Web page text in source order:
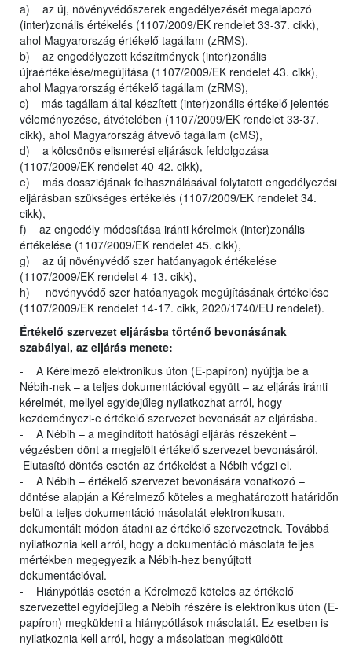
a) az új, növényvédőszerek engedélyezését megalapozó
(inter)zonális értékelés (1107/2009/EK rendelet 33-37. cikk),
ahol Magyarország értékelő tagállam (zRMS),
b) az engedélyezett készítmények (inter)zonális
újraértékelése/megújítása (1107/2009/EK rendelet 43. cikk),
ahol Magyarország értékelő tagállam (zRMS),
c) más tagállam által készített (inter)zonális értékelő jelentés
véleményezése, átvételében (1107/2009/EK rendelet 33-37.
cikk), ahol Magyarország átvevő tagállam (cMS),
d) a kölcsönös elismerési eljárások feldolgozása
(1107/2009/EK rendelet 40-42. cikk),
e) más dossziéjának felhasználásával folytatott engedélyezési
eljárásban szükséges értékelés (1107/2009/EK rendelet 34.
cikk),
f) az engedély módosítása iránti kérelmek (inter)zonális
értékelése (1107/2009/EK rendelet 45. cikk),
g) az új növényvédő szer hatóanyagok értékelése
(1107/2009/EK rendelet 4-13. cikk),
h) növényvédő szer hatóanyagok megújításának értékelése
(1107/2009/EK rendelet 14-17. cikk, 2020/1740/EU rendelet).
Értékelő szervezet eljárásba történő bevonásának
szabályai, az eljárás menete:
- A Kérelmező elektronikus úton (E-papíron) nyújtja be a
Nébih-nek – a teljes dokumentációval együtt – az eljárás iránti
kérelmét, mellyel egyidejűleg nyilatkozhat arról, hogy
kezdeményezi-e értékelő szervezet bevonását az eljárásba.
- A Nébih – a megindított hatósági eljárás részeként –
végzésben dönt a megjelölt értékelő szervezet bevonásáról.
Elutasító döntés esetén az értékelést a Nébih végzi el.
- A Nébih – értékelő szervezet bevonására vonatkozó –
döntése alapján a Kérelmező köteles a meghatározott határidőn
belül a teljes dokumentáció másolatát elektronikusan,
dokumentált módon átadni az értékelő szervezetnek. Továbbá
nyilatkoznia kell arról, hogy a dokumentáció másolata teljes
mértékben megegyezik a Nébih-hez benyújtott
dokumentációval.
- Hiánypótlás esetén a Kérelmező köteles az értékelő
szervezettel egyidejűleg a Nébih részére is elektronikus úton (E-
papíron) megküldeni a hiánypótlások másolatát. Ez esetben is
nyilatkoznia kell arról, hogy a másolatban megküldött